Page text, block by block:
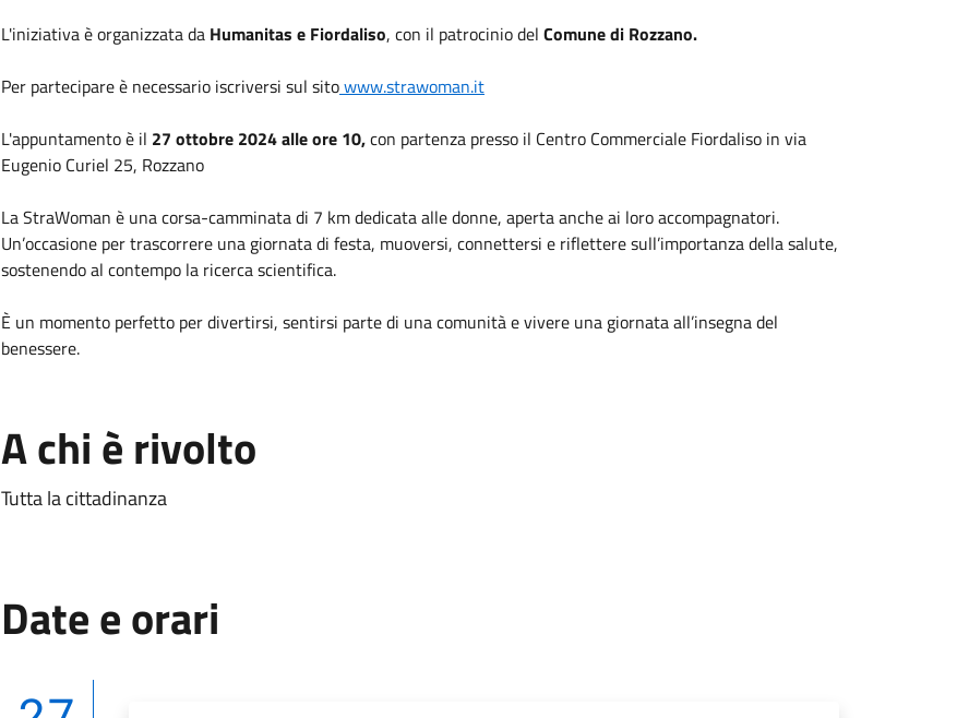
L'iniziativa è organizzata daHumanitas e Fiordaliso, con il patrocinio del Comune di Rozzano.
Per partecipare è necessario iscriversi sul sitowww.strawoman.it
L'appuntamento è il 27 ottobre 2024 alle ore 10,con partenza presso il Centro Commerciale Fiordaliso in via
Eugenio Curiel 25, Rozzano
La StraWoman è una corsa-camminata di 7 km dedicata alle donne, aperta anche ai loro accompagnatori.
Un’occasione per trascorrere una giornata di festa, muoversi, connettersi e riflettere sull’importanza della salute,
sostenendo al contempo la ricerca scientifica.
È un momento perfetto per divertirsi, sentirsi parte di una comunità e vivere una giornata all’insegna del
benessere.
A chi è rivolto
Tutta la cittadinanza
Date e orari